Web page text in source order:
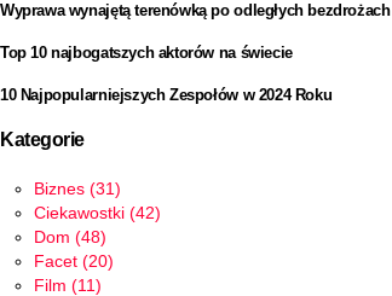
Wyprawa wynajętą terenówką po odległych bezdrożach
Top 10 najbogatszych aktorów na świecie
10 Najpopularniejszych Zespołów w 2024 Roku
Kategorie
Biznes (31)
Ciekawostki (42)
Dom (48)
Facet (20)
Film (11)